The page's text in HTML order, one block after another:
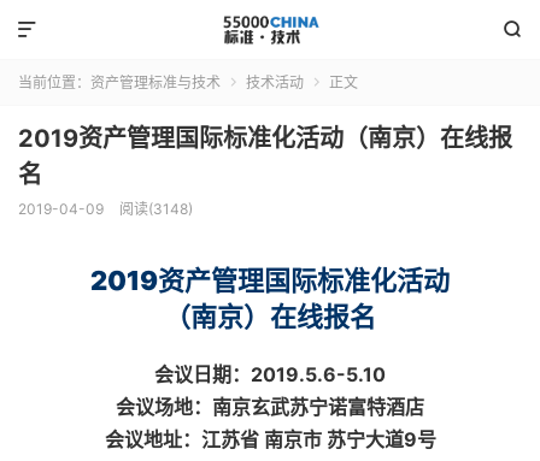


当前位置： 资产管理标准与技术  技术活动  正文
2019资产管理国际标准化活动（南京）在线报
名
2019-04-09 阅读(3148)
2019资产管理国际标准化活动
（南京）在线报名
会议日期：2019.5.6-5.10
会议场地：南京玄武苏宁诺富特酒店
会议地址：江苏省 南京市 苏宁大道9号